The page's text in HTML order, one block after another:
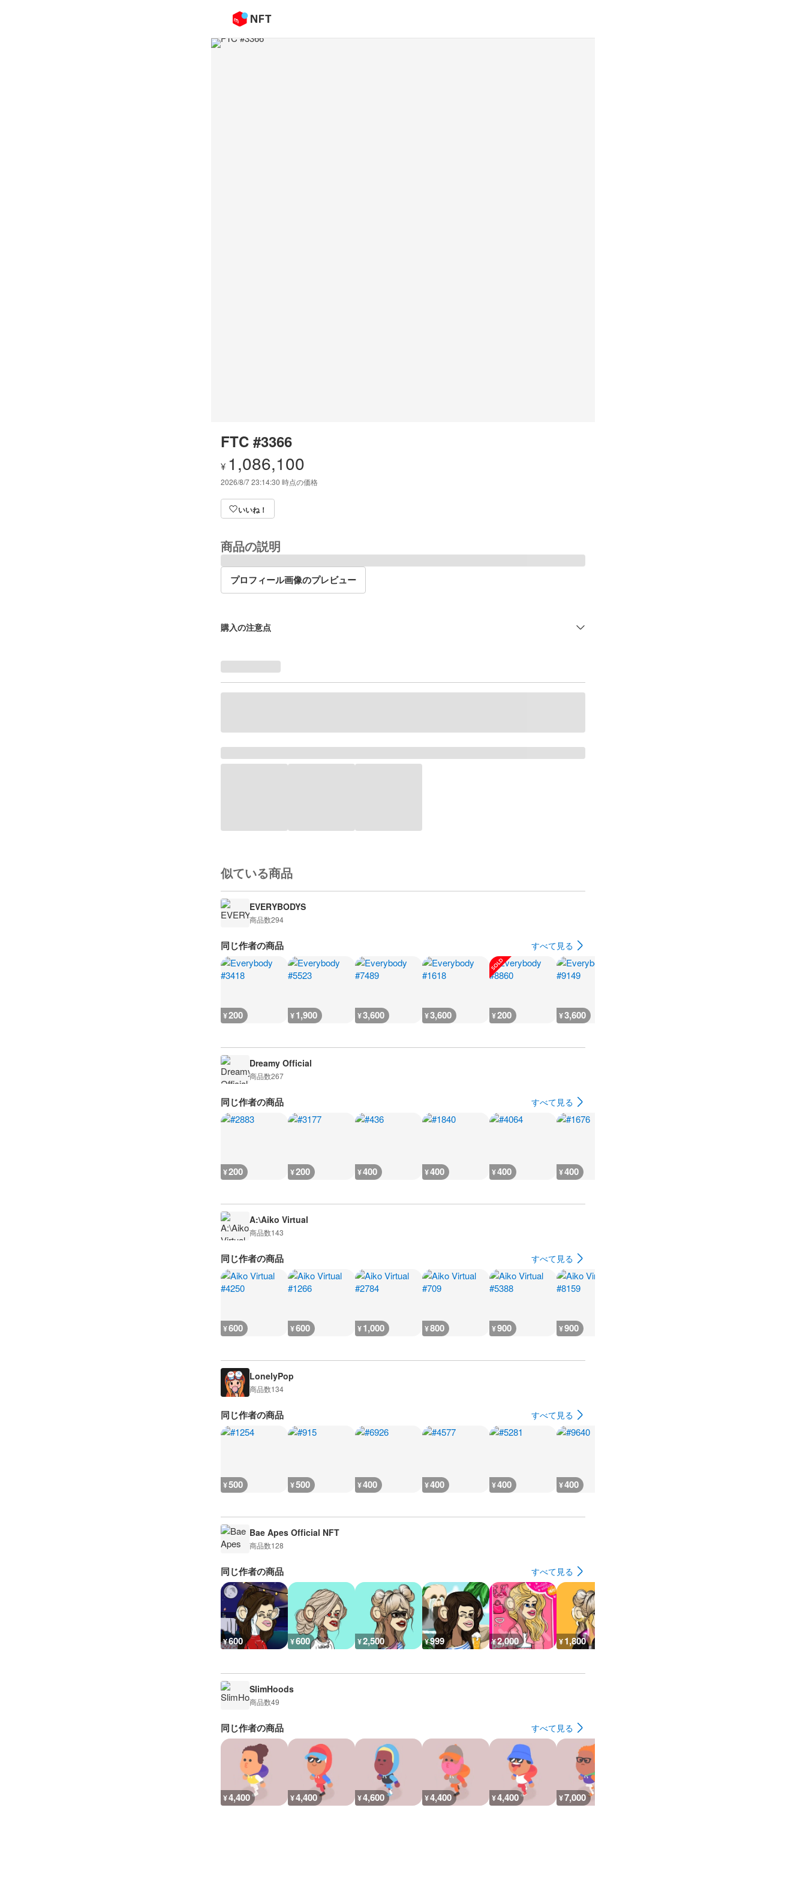
FTC #3366
¥ 1,086,100
2026/8/7 23:14:30 時点の価格
いいね！
商品の説明
プロフィール画像のプレビュー
購入の注意点
似ている商品
EVERYBODYS
商品数294
同じ作者の商品 すべて見る
¥200 ¥1,900 ¥3,600 ¥3,600 ¥200 ¥3,600
Dreamy Official
商品数267
同じ作者の商品 すべて見る
¥200 ¥200 ¥400 ¥400 ¥400 ¥400
A:\Aiko Virtual
商品数143
同じ作者の商品 すべて見る
¥600 ¥600 ¥1,000 ¥800 ¥900 ¥900
LonelyPop
商品数134
同じ作者の商品 すべて見る
¥500 ¥500 ¥400 ¥400 ¥400 ¥400
Bae Apes Official NFT
商品数128
同じ作者の商品 すべて見る
¥600 ¥600 ¥2,500 ¥999 ¥2,000 ¥1,800
SlimHoods
商品数49
同じ作者の商品 すべて見る
¥4,400 ¥4,400 ¥4,600 ¥4,400 ¥4,400 ¥7,000